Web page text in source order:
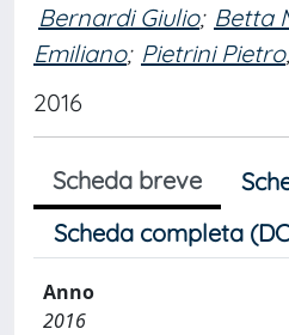
Bernardi Giulio; Betta
Emiliano; Pietrini Pietro;
2016
Scheda breve
Scheda completa
Anno
2016